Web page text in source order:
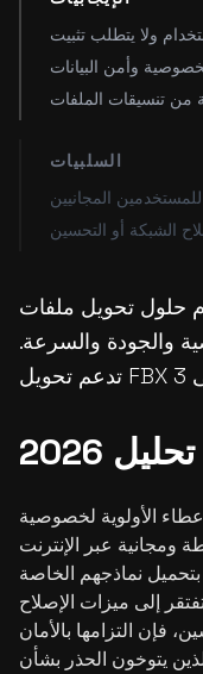
ولا يتطلب تثبيت
وأمن البيانات
من تنسيقات الملفات
السلبيات
المجانيين
الشبكة أو التحسين
حلول تحويل ملفات
والجودة والسرعة.
تحليل 2026
الأولوية لخصوصية
ومجانية عبر الإنترنت
نماذجهم الخاصة
إلى ميزات الإصلاح
فإن التزامها بالأمان
يتوخون الحذر بشأن